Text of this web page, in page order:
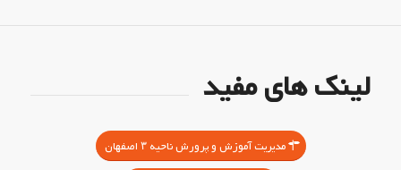
لینک های مفید
مدیریت آموزش و پرورش ناحیه ۳ اصفهان